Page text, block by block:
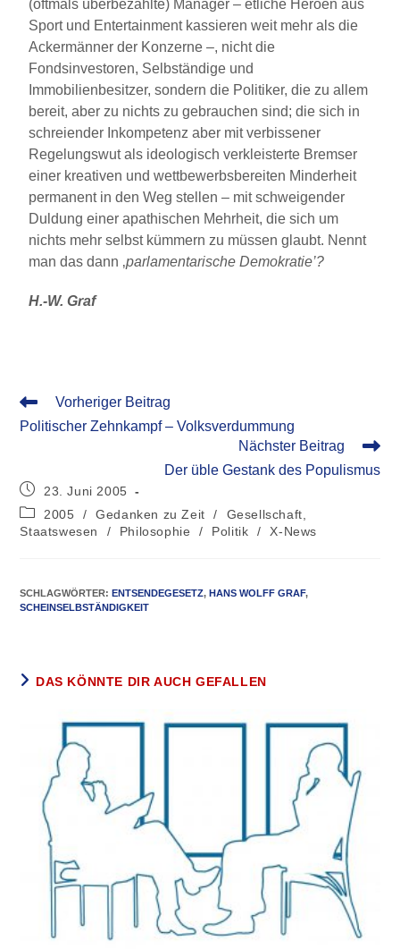
(oftmals überbezahlte) Manager – etliche Heroen aus
Sport und Entertainment kassieren weit mehr als die
Ackermänner der Konzerne –, nicht die
Fondsinvestoren, Selbständige und
Immobilienbesitzer, sondern die Politiker, die zu allem
bereit, aber zu nichts zu gebrauchen sind; die sich in
schreiender Inkompetenz aber mit verbissener
Regelungswut als ideologisch verkleisterte Bremser
einer kreativen und wettbewerbsbereiten Minderheit
permanent in den Weg stellen – mit schweigender
Duldung einer apathischen Mehrheit, die sich um
nichts mehr selbst kümmern zu müssen glaubt. Nennt
man das dann ‚parlamentarische Demokratie’?
H.-W. Graf
Vorheriger Beitrag
Politischer Zehnkampf – Volksverdummung
Nächster Beitrag
Der üble Gestank des Populismus
23. Juni 2005
2005
/ Gedanken zu Zeit /
Gesellschaft,
Staatswesen
/ Philosophie / Politik / X-News
SCHLAGWÖRTER:ENTSENDEGESETZ, HANS WOLFF GRAF,
SCHEINSELBSTÄNDIGKEIT
DAS KÖNNTE DIR AUCH GEFALLEN